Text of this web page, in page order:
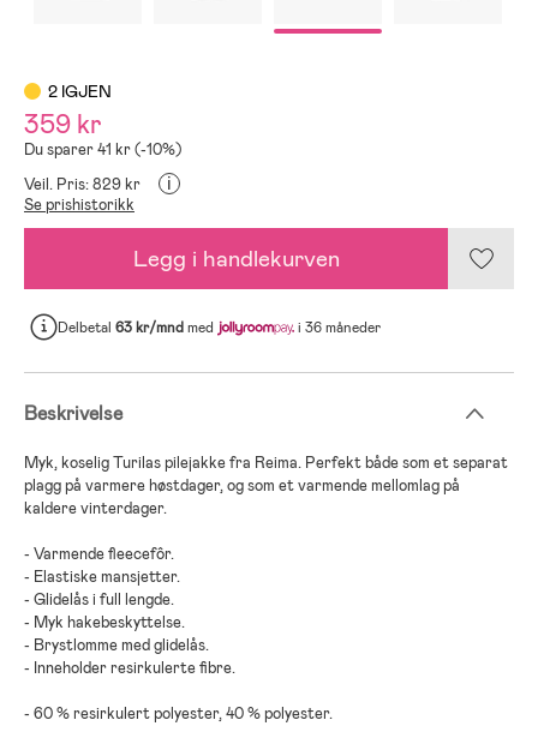
2 IGJEN
359 kr
Du sparer 41 kr (-10%)
Veil. Pris: 829 kr
i
Se prishistorikk
Legg i handlekurven
Delbetal 63 kr/mndmed i 36 måneder
Beskrivelse
Myk, koselig Turilas pilejakke fra Reima. Perfekt både som et separat
plagg på varmere høstdager, og som et varmende mellomlag på
kaldere vinterdager.
- Varmende fleecefôr.
- Elastiske mansjetter.
- Glidelås i full lengde.
- Myk hakebeskyttelse.
- Brystlomme med glidelås.
- Inneholder resirkulerte fibre.
- 60 % resirkulert polyester, 40 % polyester.